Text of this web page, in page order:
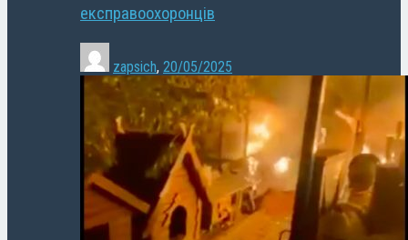
експравоохоронців
zapsich, 20/05/2025